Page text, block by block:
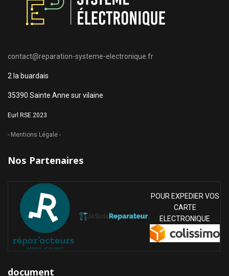
contact@reparation-systeme-electronique.fr
2 la buardais
35390 Sainte Anne sur vilaine
Eurl RSE 2023
- Mentions Légale -
Nos Partenaires
POUR EXPEDIER VOS
CARTE
ELECTRONIQUE
document